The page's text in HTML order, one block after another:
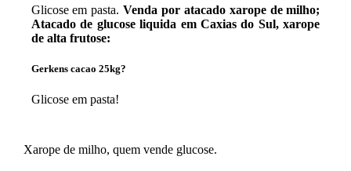
Glicose em pasta.Venda por atacado xarope de milho;
Atacado de glucose liquida em Caxias do Sul, xarope
de alta frutose:
Gerkens cacao 25kg?
Glicose em pasta!
Xarope de milho, quem vende glucose.